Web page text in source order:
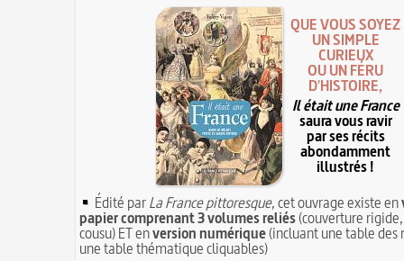
QUE VOUS SOYEZ
UN SIMPLE
CURIEUX
OU UN FÉRU
D'HISTOIRE,
Il était une France
saura vous ravir
par ses récits
abondamment
illustrés !
Édité parLa France pittoresque, cet ouvrage existe en
papier comprenant 3 volumes reliés(couverture
cousu) ET enversion numérique(incluant une table des
une table thématique cliquables)